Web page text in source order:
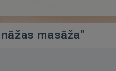
masāža"